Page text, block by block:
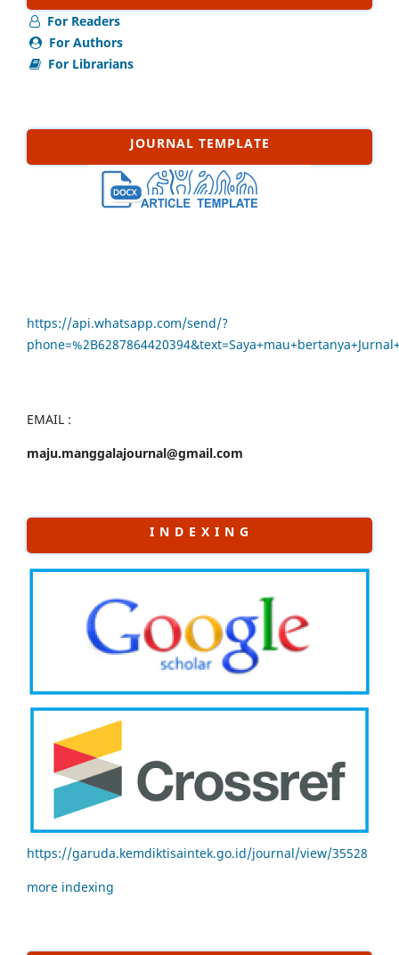
For Readers
For Authors
For Librarians
JOURNAL TEMPLATE
https://api.whatsapp.com/send/?
EMAIL :
maju.manggalajournal@gmail.com
I N D E X I N G
https://garuda.kemdiktisaintek.go.id/journal/view/35528
more indexing